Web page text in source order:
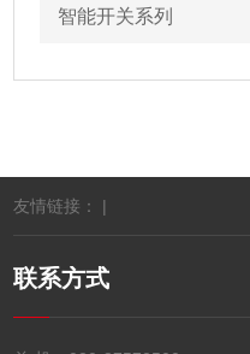
智能开关系列
友情链接： |
联系方式